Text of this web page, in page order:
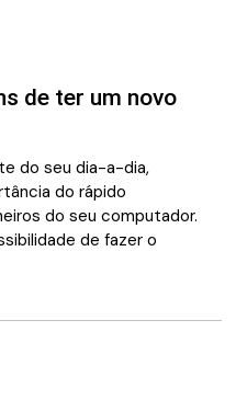
de ter um novo
do seu dia-a-dia,
do rápido
do seu computador.
de fazer o